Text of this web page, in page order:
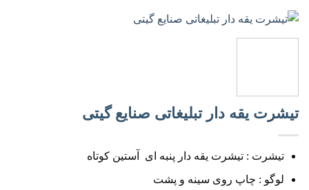
تیشرت یقه دار تبلیغاتی صنایع گیتی
تیشرت : تیشرت یقه دار پنبه ای آستین کوتاه
لوگو : چاپ روی سینه و پشت